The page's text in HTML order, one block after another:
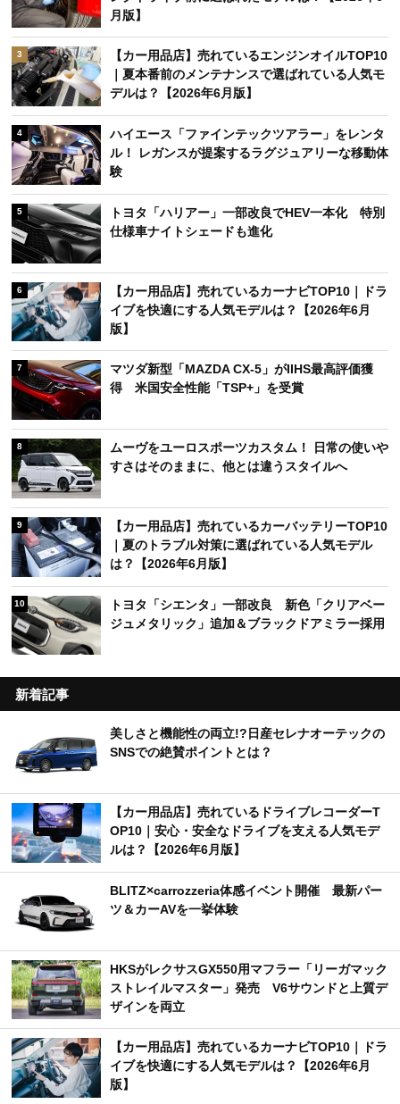
月版】
3
【カー用品店】売れているエンジンオイルTOP10
｜夏本番前のメンテナンスで選ばれている人気モ
デルは？【2026年6月版】
4
ハイエース「ファインテックツアラー」をレンタ
ル！ レガンスが提案するラグジュアリーな移動体
験
5
トヨタ「ハリアー」一部改良でHEV一本化 特別
仕様車ナイトシェードも進化
6
【カー用品店】売れているカーナビTOP10｜ドラ
イブを快適にする人気モデルは？【2026年6月
版】
7
マツダ新型「MAZDA CX-5」がIIHS最高評価獲
得 米国安全性能「TSP+」を受賞
8
ムーヴをユーロスポーツカスタム！ 日常の使いや
すさはそのままに、他とは違うスタイルへ
9
【カー用品店】売れているカーバッテリーTOP10
｜夏のトラブル対策に選ばれている人気モデル
は？【2026年6月版】
10
トヨタ「シエンタ」一部改良 新色「クリアベー
ジュメタリック」追加＆ブラックドアミラー採用
新着記事
美しさと機能性の両立!?日産セレナオーテックの
SNSでの絶賛ポイントとは？
【カー用品店】売れているドライブレコーダーT
OP10｜安心・安全なドライブを支える人気モデ
ルは？【2026年6月版】
BLITZ×carrozzeria体感イベント開催 最新パー
ツ＆カーAVを一挙体験
HKSがレクサスGX550用マフラー「リーガマック
ストレイルマスター」発売 V6サウンドと上質デ
ザインを両立
【カー用品店】売れているカーナビTOP10｜ドラ
イブを快適にする人気モデルは？【2026年6月
版】